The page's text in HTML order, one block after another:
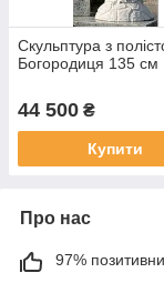
Скульптура з
Богородиця 135 см
44 500 ₴
Купити
Про нас
97%